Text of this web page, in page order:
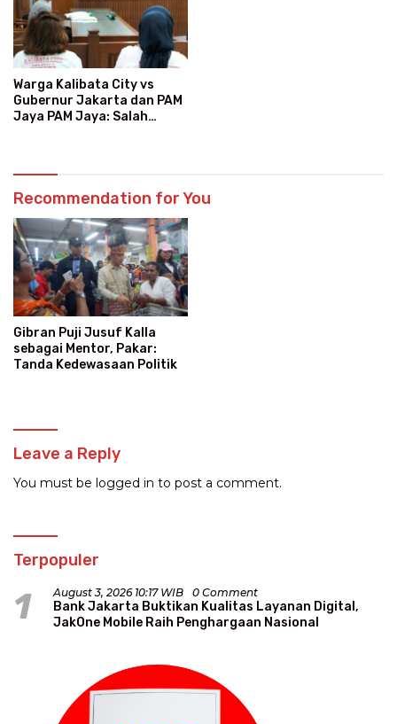
Warga Kalibata City vs
Gubernur Jakarta dan PAM
Jaya PAM Jaya: Salah
Recommendation for You
Gibran Puji Jusuf Kalla
sebagai Mentor, Pakar:
Tanda Kedewasaan Politik
Leave a Reply
You must be logged in to post a comment.
Terpopuler
1 August 3, 2026 10:17 WIB 0 Comment
Bank Jakarta Buktikan Kualitas Layanan Digital,
JakOne Mobile Raih Penghargaan Nasional